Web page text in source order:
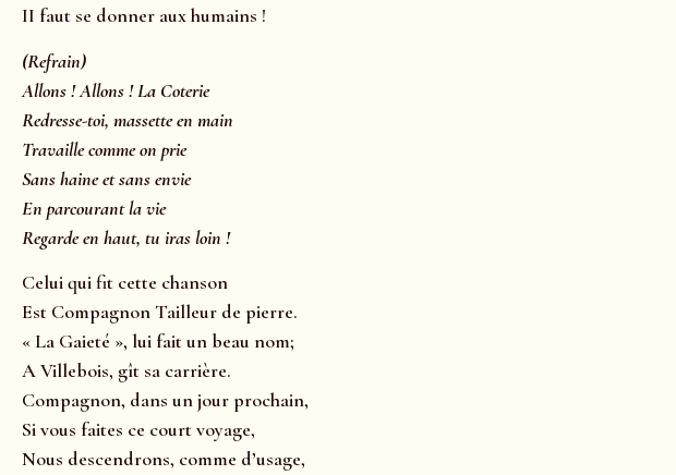
II faut se donner aux humains !
(Refrain)
Allons ! Allons ! La Coterie
Redresse-toi, massette en main
Travaille comme on prie
Sans haine et sans envie
En parcourant la vie
Regarde en haut, tu iras loin !
Celui qui fit cette chanson
Est Compagnon Tailleur de pierre.
« La Gaieté », lui fait un beau nom;
A Villebois, gît sa carrière.
Compagnon, dans un jour prochain,
Si vous faites ce court voyage,
Nous descendrons, comme d’usage,